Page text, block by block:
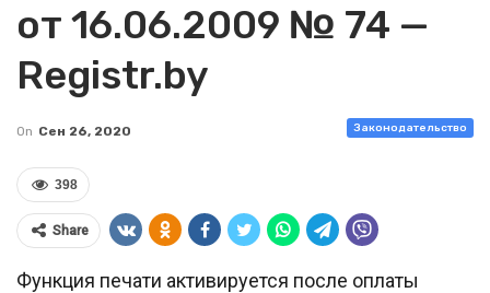
от 16.06.2009 № 74 —
Registr.by
Законодательство
On Сен 26, 2020
398
Share
Функция печати активируется после оплаты